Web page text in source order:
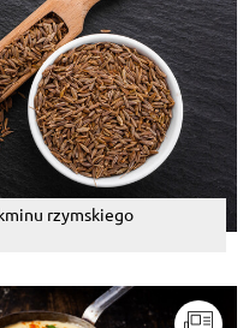
rzymskiego